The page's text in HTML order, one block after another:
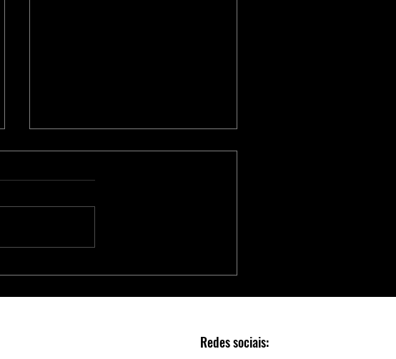
Nova Série Adaptec® SmartRAID
Redes sociais: